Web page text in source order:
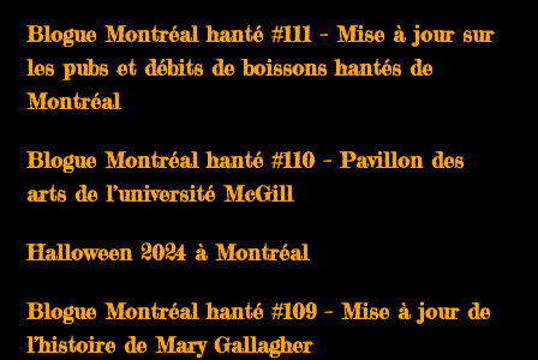
Blogue Montréal hanté #111 – Mise à jour sur
les pubs et débits de boissons hantés de
Montréal
Blogue Montréal hanté #110 – Pavillon des
arts de l’université McGill
Halloween 2024 à Montréal
Blogue Montréal hanté #109 – Mise à jour de
l’histoire de Mary Gallagher